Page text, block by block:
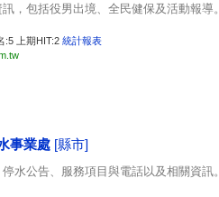
，包括役男出境、全民健保及活動報導
:5 上期HIT:2 統計報表
事業處 [縣市]
水公告、服務項目與電話以及相關資訊